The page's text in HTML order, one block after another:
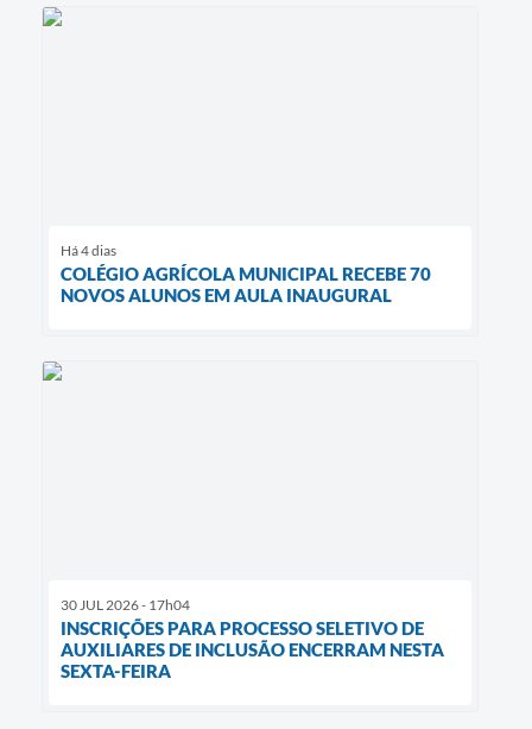
Há 4 dias
COLÉGIO AGRÍCOLA MUNICIPAL RECEBE 70
NOVOS ALUNOS EM AULA INAUGURAL
30 JUL 2026 - 17h04
INSCRIÇÕES PARA PROCESSO SELETIVO DE
AUXILIARES DE INCLUSÃO ENCERRAM NESTA
SEXTA-FEIRA